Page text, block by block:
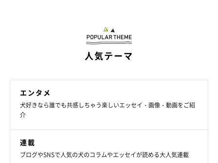
人気テーマ
エンタメ
犬好きなら誰でも共感しちゃう楽しいエッセイ・画像・動画をご紹
介
連載
ブログやSNSで人気の犬のコラムやエッセイが読める大人気連載